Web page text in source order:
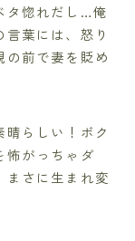
タ惚れだし…俺
葉には、怒り
の前で妻を貶め
らしい！ボク
怖がっちゃダ
まさに生まれ変